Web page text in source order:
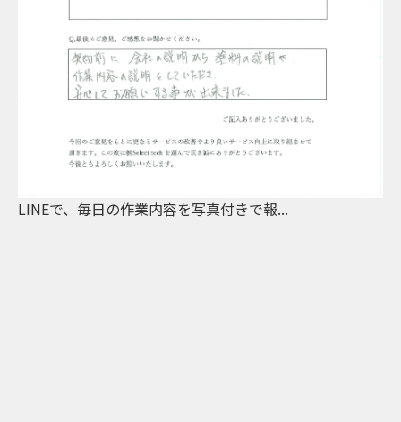
LINEで、毎日の作業内容を写真付きで報...